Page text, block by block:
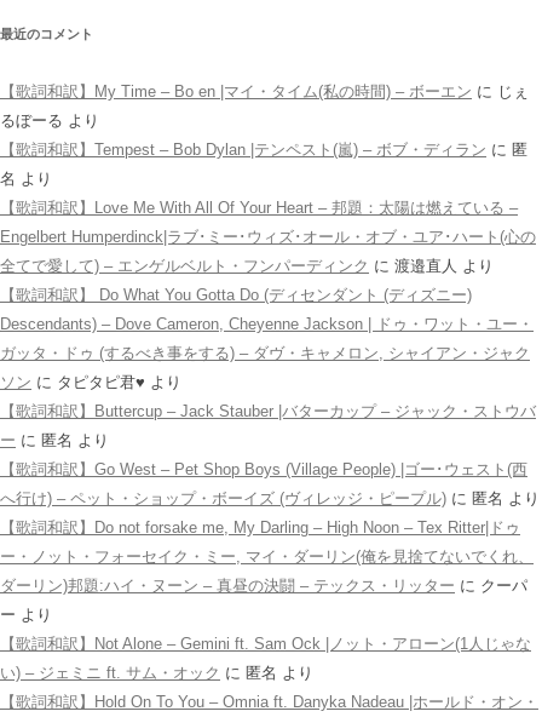
最近のコメント
【歌詞和訳】My Time – Bo en |マイ・タイム(私の時間) – ボーエン に じぇ
るぼーる より
【歌詞和訳】Tempest – Bob Dylan |テンペスト(嵐) – ボブ・ディラン に 匿
名 より
【歌詞和訳】Love Me With All Of Your Heart – 邦題：太陽は燃えている –
Engelbert Humperdinck|ラブ･ミー･ウィズ･オール・オブ・ユア･ハート(心の
全てで愛して) – エンゲルベルト・フンパーディンク に 渡邉直人 より
【歌詞和訳】 Do What You Gotta Do (ディセンダント (ディズニー)
Descendants) – Dove Cameron, Cheyenne Jackson | ドゥ・ワット・ユー・
ガッタ・ドゥ (するべき事をする) – ダヴ・キャメロン, シャイアン・ジャク
ソン に タピタピ君♥️ より
【歌詞和訳】Buttercup – Jack Stauber |バターカップ – ジャック・ストウバ
ー に 匿名 より
【歌詞和訳】Go West – Pet Shop Boys (Village People) |ゴー･ウェスト(西
へ行け) – ペット・ショップ・ボーイズ (ヴィレッジ・ピープル) に 匿名 より
【歌詞和訳】Do not forsake me, My Darling – High Noon – Tex Ritter|ドゥ
ー・ノット・フォーセイク・ミー, マイ・ダーリン(俺を見捨てないでくれ、
ダーリン)邦題:ハイ・ヌーン – 真昼の決闘 – テックス・リッター に クーパ
ー より
【歌詞和訳】Not Alone – Gemini ft. Sam Ock |ノット・アローン(1人じゃな
い) – ジェミニ ft. サム・オック に 匿名 より
【歌詞和訳】Hold On To You – Omnia ft. Danyka Nadeau |ホールド・オン・